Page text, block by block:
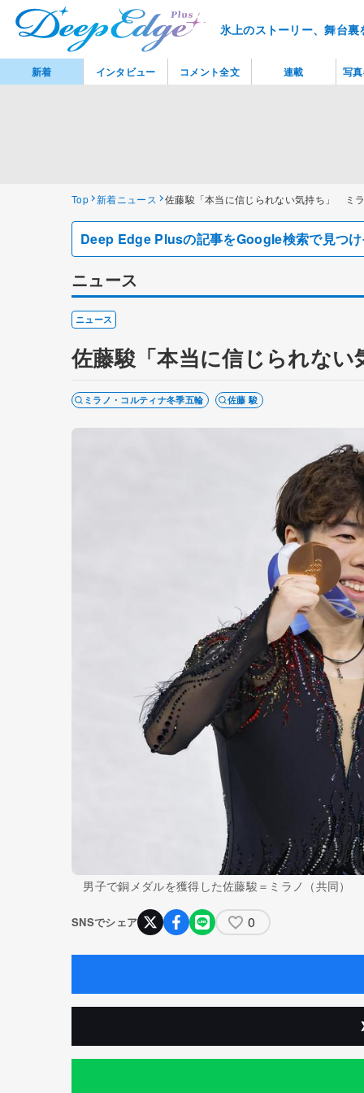
氷上のストーリー、舞台
Top 新着ニュース 佐藤駿「本当に信じられない気持ち」 ミ
Deep Edge Plusの記事をGoogle検索で見つ
ニュース
ニュース
佐藤駿「本当に信じられな
ミラノ・コルティナ冬季五輪 佐藤 駿
男子で銅メダルを獲得した佐藤駿＝ミラノ（共同）
SNSでシェア 0
新着 インタビュー コメント全文 連載 写